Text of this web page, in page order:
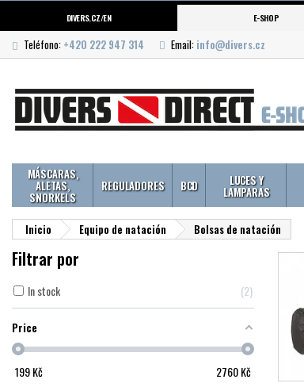
DIVERS.CZ/EN E-SHOP
Teléfono: +420 222 947 314 Email: info@divers.cz
MÁSCARAS,
ALETAS,
SNORKELS
REGULADORES BCD LUCES Y
LAMPARAS
Inicio Equipo de natación Bolsas de natación
Filtrar por
In stock 2
Price
199Kč 2760Kč